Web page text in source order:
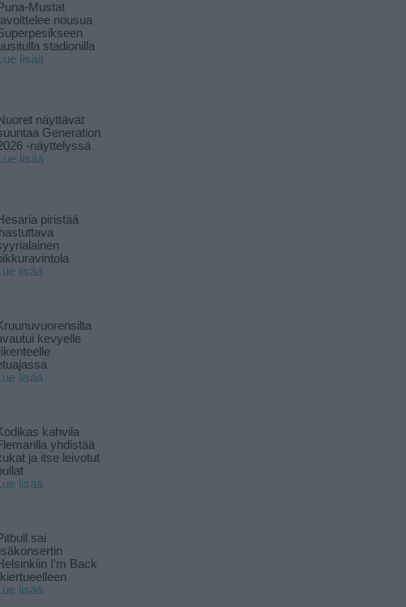
Puna-Mustat
nousua
stadionilla
Lue lisää
näyttävät
Generation
-näyttelyssä
Lue lisää
piristää
lisää
kevyelle
liikenteelle
lisää
kahvila
yhdistää
ja itse leivotut
lisää
sai
lisäkonsertin
I'm Back
lisää